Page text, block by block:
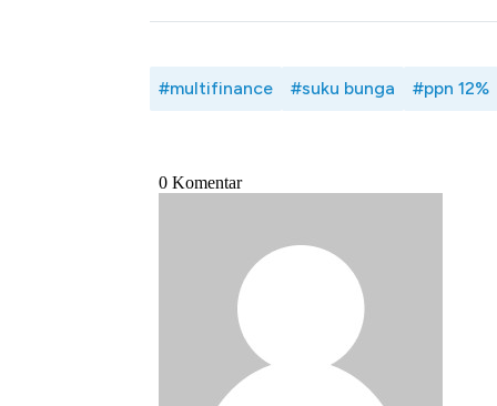
#multifinance #suku bunga #ppn 12%